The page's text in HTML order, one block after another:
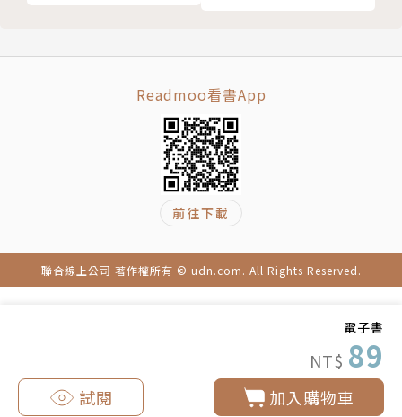
電子書
NT$ 89
加入購物車
試閱
飲用綠茶預防心肌梗塞
心肌梗塞病人的家庭康復治療
心肌梗塞患者康復體療
怎樣護理心肌梗塞患者
心肌梗塞病人的家庭護理指導
心絞痛和心肌梗塞的家庭護理
急性心肌梗塞病人，靜滴硝酸甘油時應注意什麼？
版權頁
Readmoo看書App
前往下載
聯合線上公司 著作權所有 © udn.com. All Rights Reserved.